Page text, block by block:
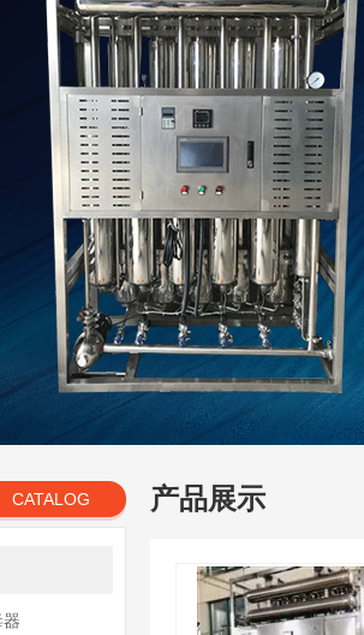
CATALOG 产品展示